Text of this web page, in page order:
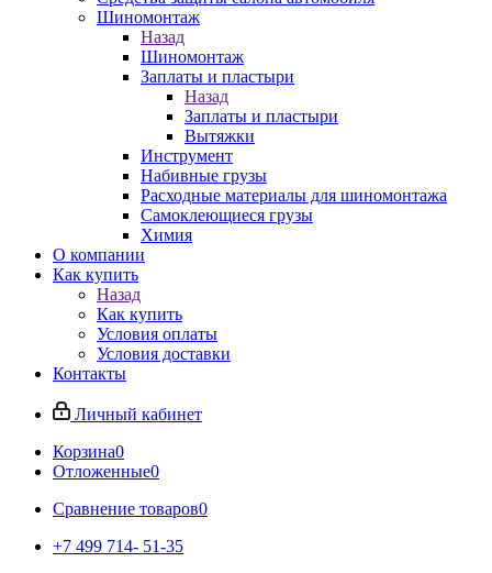
Шиномонтаж
Назад
Шиномонтаж
Заплаты и пластыри
Назад
Заплаты и пластыри
Вытяжки
Инструмент
Набивные грузы
Расходные материалы для шиномонтажа
Самоклеющиеся грузы
Химия
О компании
Как купить
Назад
Как купить
Условия оплаты
Условия доставки
Контакты
Личный кабинет
Корзина0
Отложенные0
Сравнение товаров0
+7 499 714- 51-35